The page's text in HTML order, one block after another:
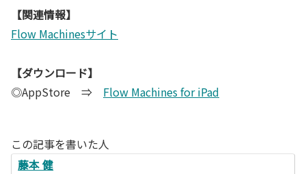
【関連情報】
Flow Machinesサイト
【ダウンロード】
◎AppStore ⇒ Flow Machines for iPad
この記事を書いた人
藤本 健